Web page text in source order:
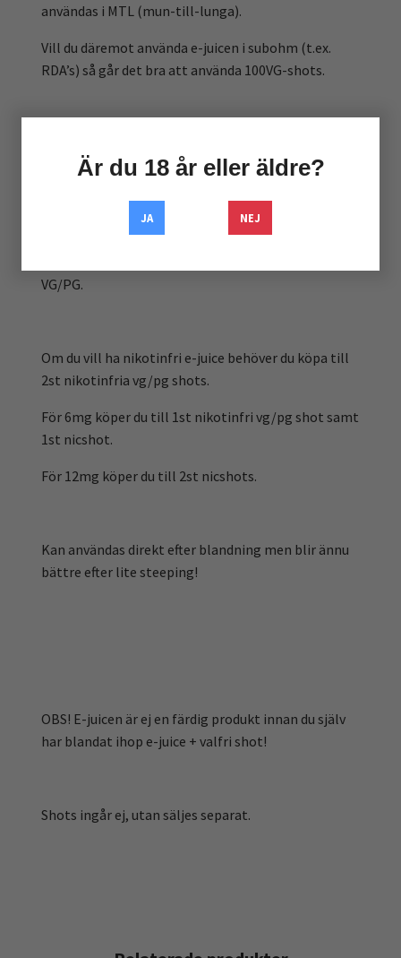
Är du 18 år eller äldre?
JA NEJ
användas i MTL (mun-till-lunga).
Vill du däremot använda e-juicen i subohm (t.ex.
RDA’s) så går det bra att använda 100VG-shots.
47/53 VG/PG.
Använder du 70/30-shots blir slutprodukten 60/40
VG/PG.
Om du vill ha nikotinfri e-juice behöver du köpa till
2st nikotinfria vg/pg shots.
För 6mg köper du till 1st nikotinfri vg/pg shot samt
1st nicshot.
För 12mg köper du till 2st nicshots.
Kan användas direkt efter blandning men blir ännu
bättre efter lite steeping!
OBS! E-juicen är ej en färdig produkt innan du själv
har blandat ihop e-juice + valfri shot!
Shots ingår ej, utan säljes separat.